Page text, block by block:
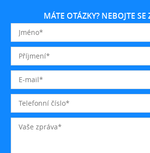
MÁTE OTÁZKY? NEBOJTE SE